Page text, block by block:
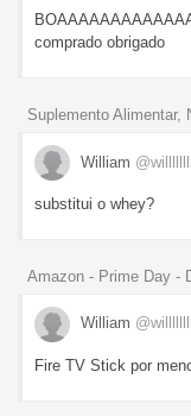
comprado obrigado
Suplemento Alimentar,
William
substitui o whey?
Amazon - Prime Day -
William
Fire TV Stick por